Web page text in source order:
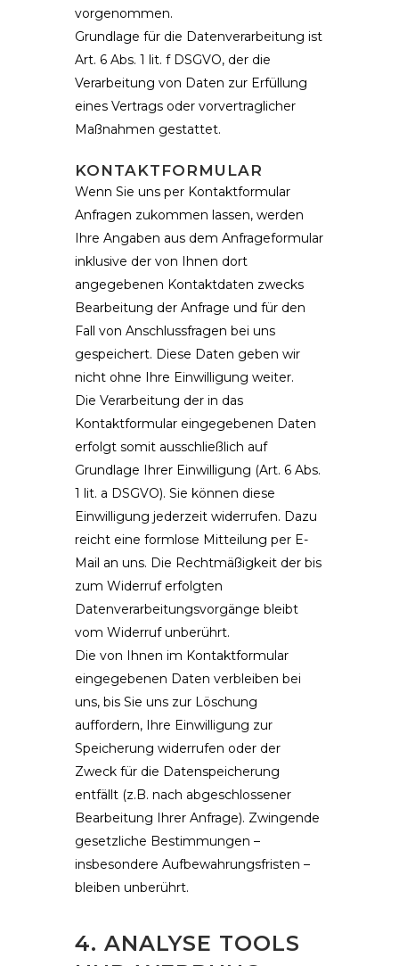
vorgenommen.
Grundlage für die Datenverarbeitung ist
Art. 6 Abs. 1 lit. f DSGVO, der die
Verarbeitung von Daten zur Erfüllung
eines Vertrags oder vorvertraglicher
Maßnahmen gestattet.
KONTAKTFORMULAR
Wenn Sie uns per Kontaktformular
Anfragen zukommen lassen, werden
Ihre Angaben aus dem Anfrageformular
inklusive der von Ihnen dort
angegebenen Kontaktdaten zwecks
Bearbeitung der Anfrage und für den
Fall von Anschlussfragen bei uns
gespeichert. Diese Daten geben wir
nicht ohne Ihre Einwilligung weiter.
Die Verarbeitung der in das
Kontaktformular eingegebenen Daten
erfolgt somit ausschließlich auf
Grundlage Ihrer Einwilligung (Art. 6 Abs.
1 lit. a DSGVO). Sie können diese
Einwilligung jederzeit widerrufen. Dazu
reicht eine formlose Mitteilung per E-
Mail an uns. Die Rechtmäßigkeit der bis
zum Widerruf erfolgten
Datenverarbeitungsvorgänge bleibt
vom Widerruf unberührt.
Die von Ihnen im Kontaktformular
eingegebenen Daten verbleiben bei
uns, bis Sie uns zur Löschung
auffordern, Ihre Einwilligung zur
Speicherung widerrufen oder der
Zweck für die Datenspeicherung
entfällt (z.B. nach abgeschlossener
Bearbeitung Ihrer Anfrage). Zwingende
gesetzliche Bestimmungen –
insbesondere Aufbewahrungsfristen –
bleiben unberührt.
4. ANALYSE TOOLS